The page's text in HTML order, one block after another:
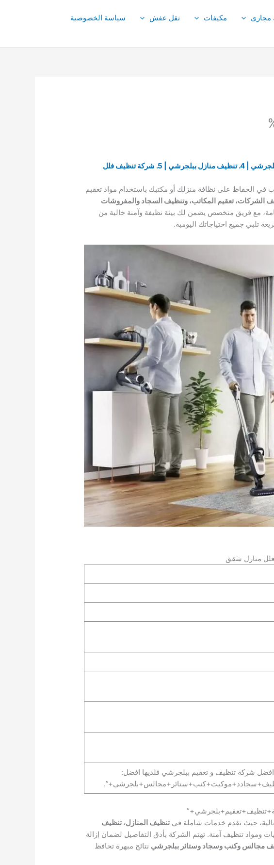
مجارى مكيفات نقل عفش
سياسة الخصوصية
1. لماذا شركة تنظيف و تعقيم ببلجرشي؟ | 2. ما هي افضل شركة تنظيف ببلجرشي؟ | 3. تنظيف فلل ببلجرشي | 4. تنظيف منازل ببلجرشي | 5. شركة تنظيف فلل
في الحفاظ على نظافة منزلك أو مكتبك باستخدام مواد تعقيم
الشركات، تعقيم المكاتب، وتنظيف السجاد والمفروشات
مع فريق متخصص يضمن لك بيئة نظيفة وآمنة خالية من
تلبي جميع احتياجاتك اليومية.
افضل شركة تنظيف و تعقيم ببلجرشي فلديها افضل:
حيث تقدم خدمات شاملة فيتنظيف المنازل، تنظيف
ومواد تنظيف آمنة. تهتم الشركة بأدق التفاصيل لضمان إزالة
مجالس وكنب وسجاد وستائر ببلجرشي نتائج مبهرة تحافظ